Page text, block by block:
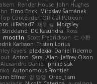
Render House John Hughes
Timo Erick Miroslav Šamánek
Top Contender! Official Patreon
iiiFahad7 재우 김 Morgsley
Strickland DC Kasundra Ross
moot1n Scott Fredrickson 仁 小野
Karlsson Tristan Lorius
Fayers plexlexia Daniel Tidemo
Anton Sara Alan Jeffrey Olson
Daniel philip sisk
Autonomous Frontier
Effner 얍 얍얍 Oreo_tism